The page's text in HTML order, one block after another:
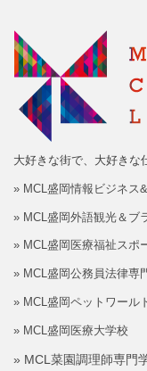
大好きな街で、大好きな
» MCL盛岡情報ビジネス
» MCL盛岡外語観光＆ブ
» MCL盛岡医療福祉スポ
» MCL盛岡公務員法律専
» MCL盛岡ペットワール
» MCL盛岡医療大学校
» MCL菜園調理師専門